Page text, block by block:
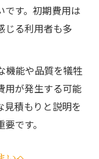
です。初期費用は
じる利用者も多
機能や品質を犠牲
用が発生する可能
見積もりと説明を
です。